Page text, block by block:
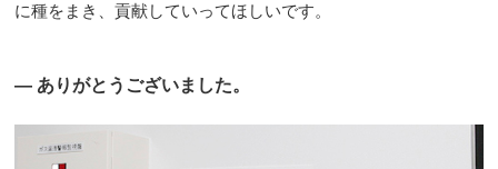
に種をまき、貢献していってほしいです。
― ありがとうございました。